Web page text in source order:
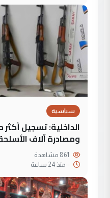
سياسية
ومصادرة آلاف
--منذ 24 ساعة